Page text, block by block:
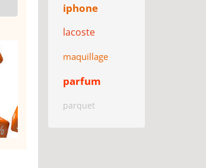
iphone
lacoste
maquillage
parfum
parquet